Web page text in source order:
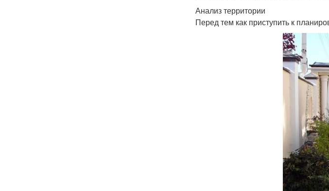
Анализ территории
Перед тем как приступить к